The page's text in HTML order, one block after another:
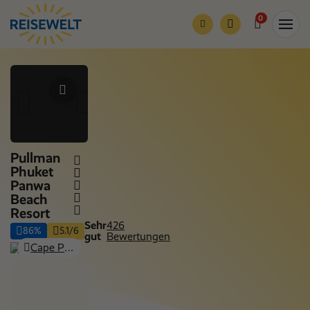
0
Pullman
Phuket
Panwa
Beach
Resort
Cape Panwa-Khao Khat Beach (Wichit - Insel Phuket), Thailand: Insel Phuket
86% 5.1/6 Sehr
gut
426
Bewertungen